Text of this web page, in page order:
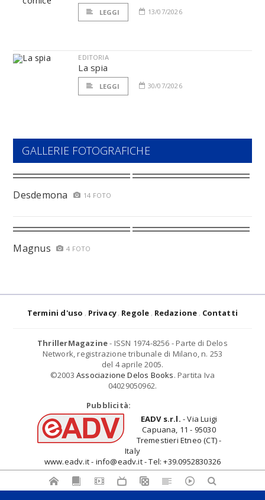
LEGGI 13/07/2026
EDITORIA
La spia
LEGGI 30/07/2026
GALLERIE FOTOGRAFICHE
Desdemona 14 FOTO
Magnus 4 FOTO
Termini d'uso Privacy Regole Redazione Contatti
ThrillerMagazine- ISSN 1974-8256 - Parte di Delos
Network, registrazione tribunale di Milano, n. 253
del 4 aprile 2005.
©2003 Associazione Delos Books. Partita Iva
04029050962.
Pubblicità:
EADV s.r.l. - Via Luigi
Capuana, 11 - 95030
Tremestieri Etneo (CT) -
Italy
www.eadv.it - info@eadv.it - Tel: +39.0952830326